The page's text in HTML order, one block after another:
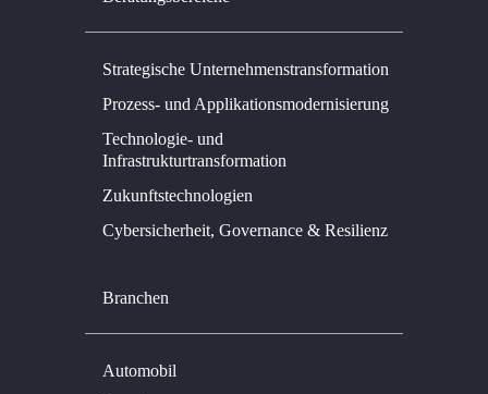
Strategische Unternehmenstransformation
Prozess- und Applikationsmodernisierung
Technologie- und
Infrastrukturtransformation
Zukunftstechnologien
Cybersicherheit, Governance & Resilienz
Branchen
Automobil